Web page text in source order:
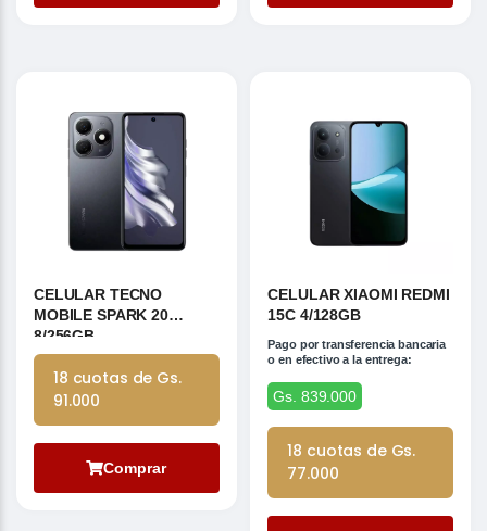
CELULAR TECNO
MOBILE SPARK 20
8/256GB
18 cuotas de Gs.
91.000
Comprar
CELULAR XIAOMI REDMI
15C 4/128GB
Pago por transferencia bancaria
o en efectivo a la entrega:
Gs. 839.000
18 cuotas de Gs.
77.000